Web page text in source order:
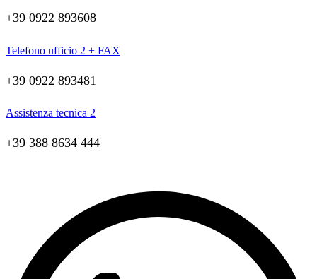
+39 0922 893608
Telefono ufficio 2 + FAX
+39 0922 893481
Assistenza tecnica 2
+39 388 8634 444